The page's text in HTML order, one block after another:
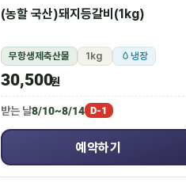
(농할 국산)돼지등갈비(1kg)
무항생제축산물 1kg 냉장
30,500원
받는 날8/10~8/14 D-1
예약하기